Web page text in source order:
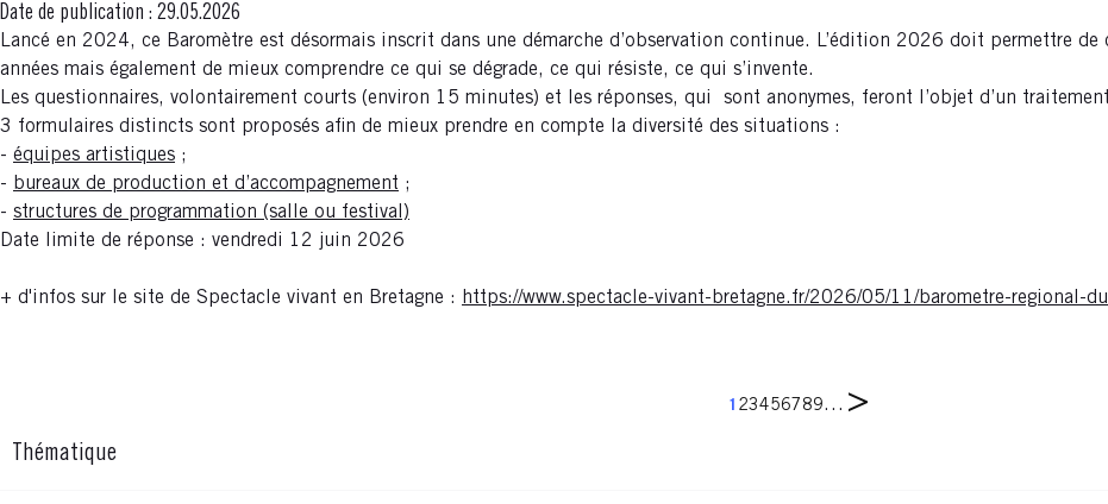
Date de publication : 29.05.2026
Lancé en 2024, ce Baromètre est désormais inscrit dans une démarche d’observation continue. L’édition 2026 doit permettre de
années mais également de mieux comprendre ce qui se dégrade, ce qui résiste, ce qui s’invente.
Les questionnaires, volontairement courts (environ 15 minutes) et les réponses, qui sont anonymes, feront l’objet d’un
3 formulaires distincts sont proposés afin de mieux prendre en compte la diversité des situations :
- équipes artistiques ;
- bureaux de production et d’accompagnement ;
- structures de programmation (salle ou festival)
Date limite de réponse : vendredi 12 juin 2026
+ d'infos sur le site de Spectacle vivant en Bretagne : https://www.spectacle-vivant-bretagne.fr/2026/05/11/barometre-regional-
Pagination
Page
1 Page
2Page
3Page
4Page
5Page
6Page
7 Page
8Page
9… Page
suivante
Thématique